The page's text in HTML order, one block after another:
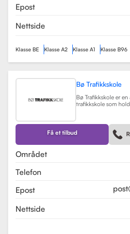
Epost
Nettside
Klasse BE Klasse A2 Klasse A1 Klasse B96
Bø Trafikkskole
Bø Trafikkskole er
trafikkskole som
elever. Skolen
førerkort i klasse B,
en rekke kurs som
grunnkurs,
Få et tilbud
Området
Telefon
Epost
Nettside